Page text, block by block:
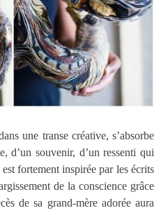
une transe créative, s’absorbe
d’un souvenir, d’un ressenti qui
fortement inspirée par les écrits
de la conscience grâce
de sa grand-mère adorée aura